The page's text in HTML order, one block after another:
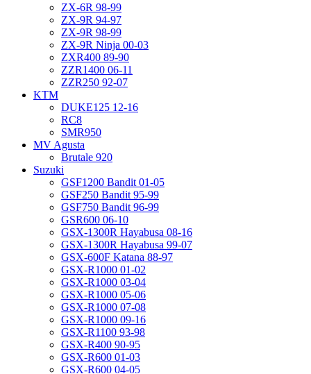
ZX-6R 98-99
ZX-9R 94-97
ZX-9R 98-99
ZX-9R Ninja 00-03
ZXR400 89-90
ZZR1400 06-11
ZZR250 92-07
KTM
DUKE125 12-16
RC8
SMR950
MV Agusta
Brutale 920
Suzuki
GSF1200 Bandit 01-05
GSF250 Bandit 95-99
GSF750 Bandit 96-99
GSR600 06-10
GSX-1300R Hayabusa 08-16
GSX-1300R Hayabusa 99-07
GSX-600F Katana 88-97
GSX-R1000 01-02
GSX-R1000 03-04
GSX-R1000 05-06
GSX-R1000 07-08
GSX-R1000 09-16
GSX-R1100 93-98
GSX-R400 90-95
GSX-R600 01-03
GSX-R600 04-05